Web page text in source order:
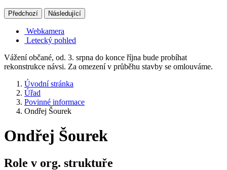
Předchozí Následující
Webkamera
Letecký pohled
Vážení občané, od. 3. srpna do konce října bude probíhat
rekonstrukce návsi. Za omezení v průběhu stavby se omlouváme.
Úvodní stránka
Úřad
Povinné informace
Ondřej Šourek
Ondřej Šourek
Role v org. struktuře